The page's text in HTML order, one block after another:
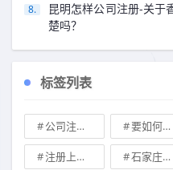
昆明怎样公司注册-关于
楚吗？
标签列表
公司注册地址可不可以改 要如何注册成立家族公司
注册上海公司 石家庄典当行转让